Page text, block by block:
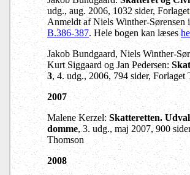
udg., aug. 2006, 1032 sider,
Anmeldt af Niels Winther-Sørensen i
B.386-387. Hele bogen kan læses
Jakob Bundgaard, Niels Winther-
Kurt Siggaard og Jan Pedersen:
3, 4. udg., 2006, 794 sider, Forlaget
2007
Malene Kerzel:Skatteretten.
domme, 3. udg., maj 2007, 900
Thomson
2008